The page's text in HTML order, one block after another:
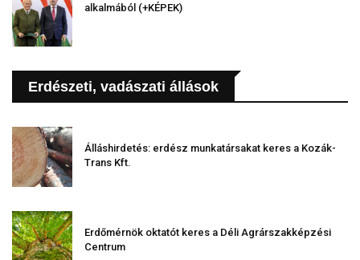
alkalmából (+KÉPEK)
Erdészeti, vadászati állások
Álláshirdetés: erdész munkatársakat keres a Kozák-
Trans Kft.
Erdőmérnök oktatót keres a Déli Agrárszakképzési
Centrum